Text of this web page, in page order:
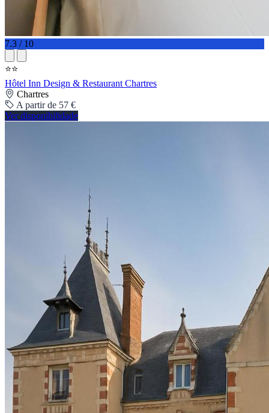
7.3 / 10
⭐⭐
Hôtel Inn Design & Restaurant Chartres
Chartres
A partir de 57 €
Ver disponibilidade